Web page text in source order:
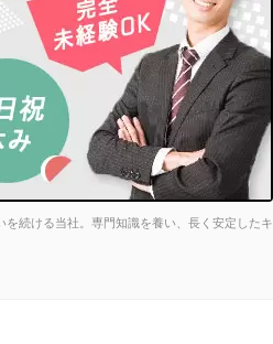
続ける当社。専門知識を養い、長く安定したキ